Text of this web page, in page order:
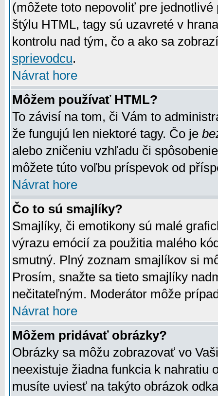
(môžete toto nepovoliť pre
štýlu HTML, tagy sú uzavreté v
kontrolu nad tým, čo a ako sa
sprievodcu.
Návrat hore
Môžem používať HTML?
To závisí na tom, či Vám to
že fungujú len niektoré tagy. Čo je
alebo zničeniu vzhľadu či
môžete túto voľbu príspevok od
Návrat hore
Čo to sú smajlíky?
Smajlíky, či emotikony sú malé
výrazu emócií za použitia malého
smutný. Plný zoznam smajlíkov si
Prosím, snažte sa tieto smajlíky
nečitateľným. Moderátor môže
Návrat hore
Môžem pridávať obrázky?
Obrázky sa môžu zobrazovať vo
neexistuje žiadna funkcia k nahratiu
musíte uviesť na takýto obrázok